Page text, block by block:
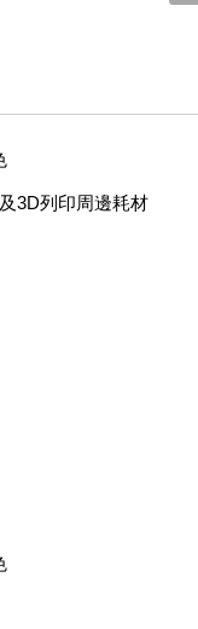
3D列印周邊耗材